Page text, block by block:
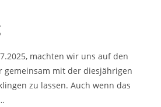
machten wir uns auf den
gemeinsam mit der diesjährigen
zu lassen. Auch wenn das